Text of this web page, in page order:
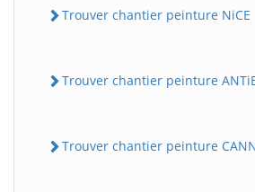
Trouver chantier peinture NiCE
Trouver chantier peinture
Trouver chantier peinture